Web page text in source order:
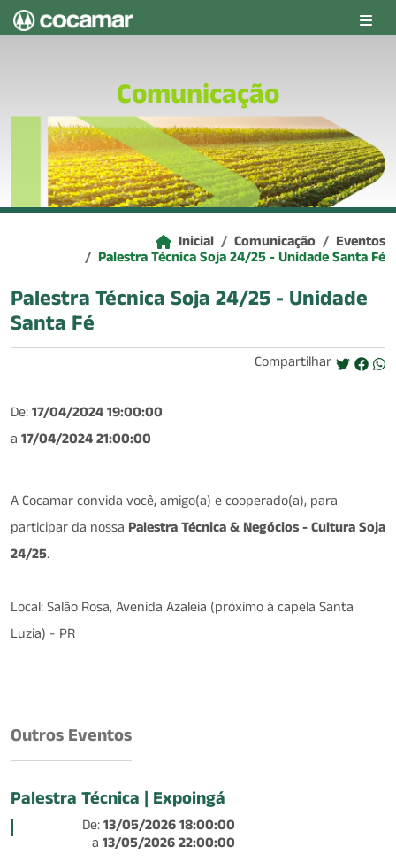
Comunicação
Inicial Comunicação Eventos
Palestra Técnica Soja 24/25 - Unidade Santa Fé
Palestra Técnica Soja 24/25 - Unidade
Santa Fé
Compartilhar
De:17/04/2024 19:00:00
a 17/04/2024 21:00:00
A Cocamar convida você, amigo(a) e cooperado(a), para
participar da nossa Palestra Técnica & Negócios - Cultura Soja
24/25.
Local: Salão Rosa, Avenida Azaleia (próximo à capela Santa
Luzia) - PR
Outros Eventos
Palestra Técnica | Expoingá
De:13/05/2026 18:00:00
a13/05/2026 22:00:00